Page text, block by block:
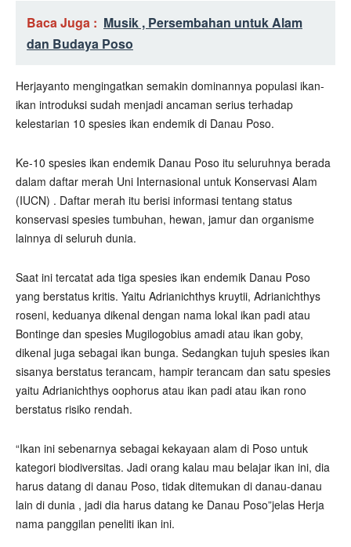
Baca Juga : Musik , Persembahan untuk Alam
dan Budaya Poso
Herjayanto mengingatkan semakin dominannya populasi ikan-
ikan introduksi sudah menjadi ancaman serius terhadap
kelestarian 10 spesies ikan endemik di Danau Poso.
Ke-10 spesies ikan endemik Danau Poso itu seluruhnya berada
dalam daftar merah Uni Internasional untuk Konservasi Alam
(IUCN) . Daftar merah itu berisi informasi tentang status
konservasi spesies tumbuhan, hewan, jamur dan organisme
lainnya di seluruh dunia.
Saat ini tercatat ada tiga spesies ikan endemik Danau Poso
yang berstatus kritis. Yaitu Adrianichthys kruytii, Adrianichthys
roseni, keduanya dikenal dengan nama lokal ikan padi atau
Bontinge dan spesies Mugilogobius amadi atau ikan goby,
dikenal juga sebagai ikan bunga. Sedangkan tujuh spesies ikan
sisanya berstatus terancam, hampir terancam dan satu spesies
yaitu Adrianichthys oophorus atau ikan padi atau ikan rono
berstatus risiko rendah.
“Ikan ini sebenarnya sebagai kekayaan alam di Poso untuk
kategori biodiversitas. Jadi orang kalau mau belajar ikan ini, dia
harus datang di danau Poso, tidak ditemukan di danau-danau
lain di dunia , jadi dia harus datang ke Danau Poso”jelas Herja
nama panggilan peneliti ikan ini.